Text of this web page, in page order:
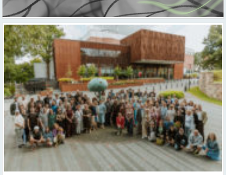
Valmieras teātris uzsāk 104. sezonu – par varu, brīvību